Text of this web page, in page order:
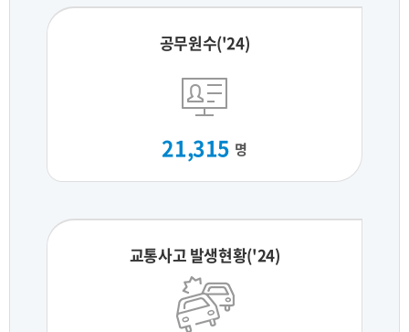
공무원수('24)
21,315 명
교통사고 발생현황('24)